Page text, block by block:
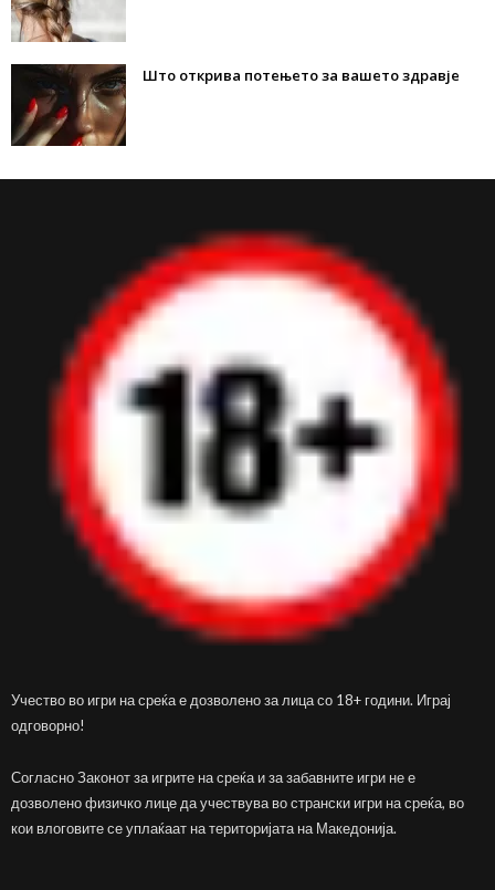
Што открива потењето за вашето здравје
Учество во игри на среќа е дозволено за лица со 18+ години. Играј
одговорно!
Согласно Законот за игрите на среќа и за забавните игри не е
дозволено физичко лице да учествува во странски игри на среќа, во
кои влоговите се уплаќаат на територијата на Македонија.